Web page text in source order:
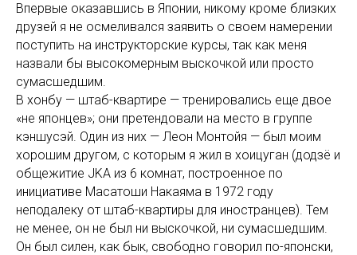
Впервые оказавшись в Японии, никому кроме близких
друзей я не осмеливался заявить о своем намерении
поступить на инструкторские курсы, так как меня
назвали бы высокомерным выскочкой или просто
сумасшедшим.
В хонбу — штаб-квартире — тренировались еще двое
«не японцев»; они претендовали на место в группе
кэншусэй. Один из них — Леон Монтойя — был моим
хорошим другом, с которым я жил в хоицуган (додзё и
общежитие JKA из 6 комнат, построенное по
инициативе Масатоши Накаяма в 1972 году
неподалеку от штаб-квартиры для иностранцев). Тем
не менее, он не был ни выскочкой, ни сумасшедшим.
Он был силен, как бык, свободно говорил по-японски,